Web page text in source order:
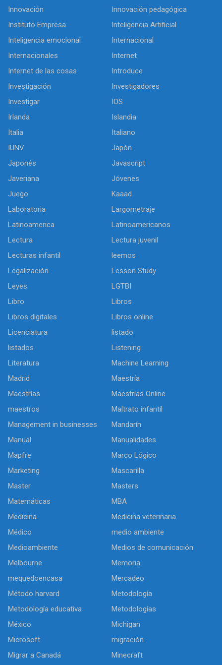
Innovación
Innovación pedagógica
Instituto Empresa
Inteligencia Artificial
Inteligencia emocional
Internacional
Internacionales
Internet
Internet de las cosas
Introduce
Investigación
Investigadores
Investigar
IOS
Irlanda
Islandia
Italia
Italiano
IUNV
Japón
Japonés
Javascript
Javeriana
Jóvenes
Juego
Kaaad
Laboratoria
Largometraje
Latinoamerica
Latinoamericanos
Lectura
Lectura juvenil
Lecturas infantil
leemos
Legalización
Lesson Study
Leyes
LGTBI
Libro
Libros
Libros digitales
Libros online
Licenciatura
listado
listados
Listening
Literatura
Machine Learning
Madrid
Maestría
Maestrías
Maestrías Online
maestros
Maltrato infantil
Management in businesses
Mandarín
Manual
Manualidades
Mapfre
Marco Lógico
Marketing
Mascarilla
Master
Masters
Matemáticas
MBA
Medicina
Medicina veterinaria
Médico
medio ambiente
Medioambiente
Medios de comunicación
Melbourne
Memoria
mequedoencasa
Mercadeo
Método harvard
Metodología
Metodología educativa
Metodologías
México
Michigan
Microsoft
migración
Migrar a Canadá
Minecraft